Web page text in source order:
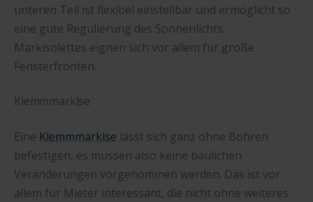
unteren Teil ist flexibel einstellbar und ermöglicht so
eine gute Regulierung des Sonnenlichts.
Markisolettes eignen sich vor allem für große
Fensterfronten.
Klemmmarkise
Eine Klemmmarkise lässt sich ganz ohne Bohren
befestigen, es müssen also keine baulichen
Veränderungen vorgenommen werden. Das ist vor
allem für Mieter interessant, die nicht ohne weiteres